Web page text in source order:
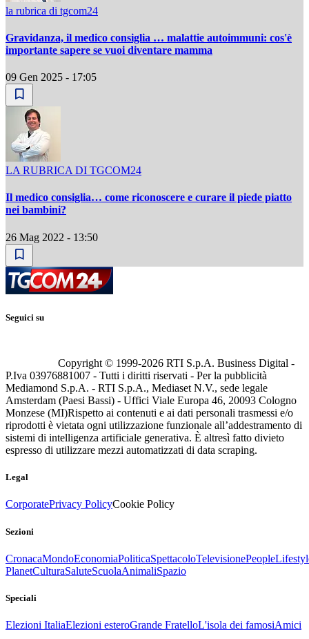
la rubrica di tgcom24
Gravidanza, il medico consiglia … malattie autoimmuni: cos'è
importante sapere se vuoi diventare mamma
09 Gen 2025 - 17:05
LA RUBRICA DI TGCOM24
Il medico consiglia… come riconoscere e curare il piede piatto
nei bambini?
26 Mag 2022 - 13:50
Seguici su
Copyright © 1999-2026 RTI S.p.A. Business Digital -
P.Iva 03976881007 - Tutti i diritti riservati - Per la pubblicità
Mediamond S.p.A. - RTI S.p.A., Mediaset N.V., sede legale
Amsterdam (Paesi Bassi) - Uffici Viale Europa 46, 20093 Cologno
Monzese (MI)Rispetto ai contenuti e ai dati personali trasmessi e/o
riprodotti è vietata ogni utilizzazione funzionale all’addestramento di
sistemi di intelligenza artificiale generativa. È altresì fatto divieto
espresso di utilizzare mezzi automatizzati di data scraping.
Legal
CorporatePrivacy PolicyCookie Policy
Sezioni
CronacaMondoEconomiaPoliticaSpettacoloTelevisionePeople
PlanetCulturaSaluteScuolaAnimaliSpazio
Speciali
Elezioni ItaliaElezioni esteroGrande FratelloL'isola dei famosiAmici